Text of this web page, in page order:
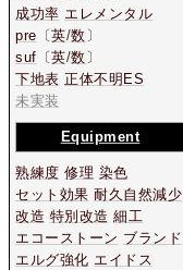
成功率 エレメンタル
pre 〔英/数 〕
suf 〔英/数 〕
下地表 正体不明ES
未実装
Equipment
熟練度 修理 染色
セット効果 耐久自然減少
改造 特別改造 細工
エコーストーン ブランド
エルグ強化 エイドス